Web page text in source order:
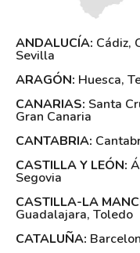
ANDALUCÍA: Cádiz,
Sevilla
ARAGÓN: Huesca,
CANARIAS: Santa
Gran Canaria
CANTABRIA:
CASTILLA Y LEÓN:
Segovia
CASTILLA-LA
Guadalajara, Toledo
CATALUÑA: